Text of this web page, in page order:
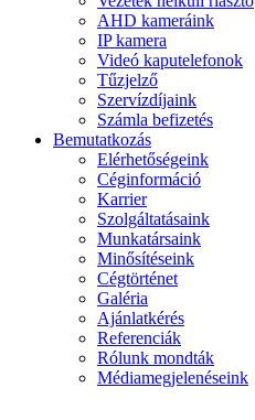
AHD kameráink
IP kamera
Videó kaputelefonok
Tűzjelző
Szervízdíjaink
Számla befizetés
Bemutatkozás
Elérhetőségeink
Céginformáció
Karrier
Szolgáltatásaink
Munkatársaink
Minősítéseink
Cégtörténet
Galéria
Ajánlatkérés
Referenciák
Rólunk mondták
Médiamegjelenéseink